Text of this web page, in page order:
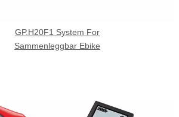
GP.H20F1 System For
Sammenleggbar Ebike